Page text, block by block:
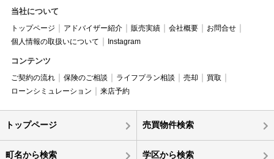
当社について
トップページ アドバイザー紹介 販売実績 会社概要
お問合せ
個人情報の取扱いについて
Instagram
コンテンツ
ご契約の流れ 保険のご相談 ライフプラン相談 売却
買取
ローンシミュレーション
来店予約
トップページ 売買物件検索
町名から検索 学区から検索